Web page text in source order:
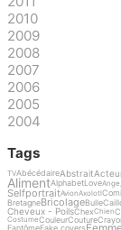
2010
2009
2008
2007
2006
2005
2004
Tags
TVAbécédaireAbstrait
AlimentAlphabetLoveAnge
SelfportraitAvionAxolotl
BretagneBricolageBulle
Cheveux - PoilsChexChien
CostumeCouleurCouture
FantômeFake covers